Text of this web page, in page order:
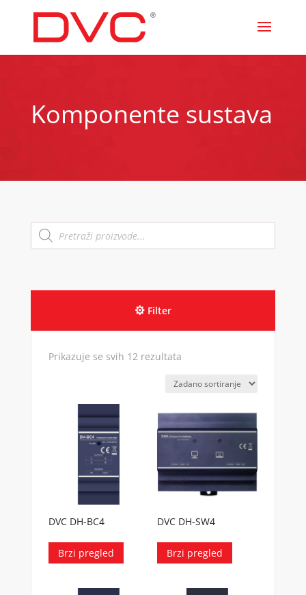
Komponente sustava
Products
search
Filter
Prikazuje se svih 12 rezultata
DVC DH-BC4
Brzi pregled
DVC DH-SW4
Brzi pregled